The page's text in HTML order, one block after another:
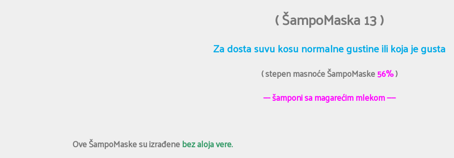
( ŠampoMaska 13 )
Za dosta suvu kosu normalne gustine ili koja je gusta
( stepen masnoće ŠampoMaske56%)
—- šamponi sa magarećim mlekom ——
Ove ŠampoMaske su izrađenebez aloja vere.